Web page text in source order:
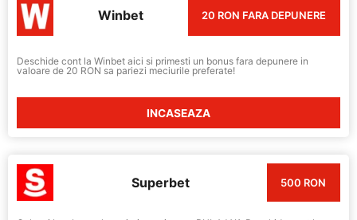
Winbet 20 RON FARA DEPUNERE
Deschide cont la Winbet aici si primesti un bonus fara depunere in
valoare de 20 RON sa pariezi meciurile preferate!
INCASEAZA
Superbet 500 RON